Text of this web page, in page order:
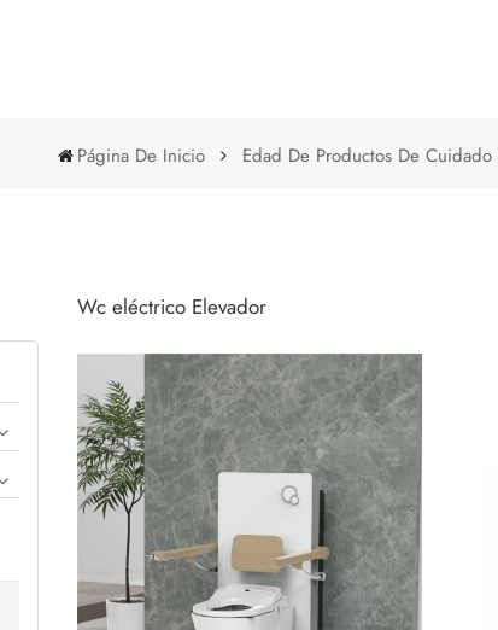
Página De Inicio Edad De Productos De Cuidado
Wc eléctrico Elevador